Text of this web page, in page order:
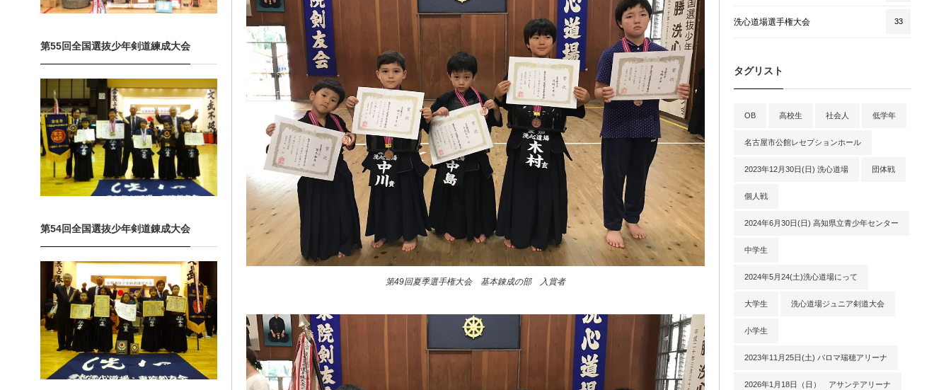
第49回夏季選手権大会 基本錬成の部 入賞者
第55回全国選抜少年剣道練成大会
第54回全国選抜少年剣道錬成大会
洗心道場選手権大会 33
タグリスト
OB 高校生 社会人 低学年
名古屋市公館レセプションホール
2023年12月30日(日) 洗心道場 団体戦
個人戦
2024年6月30日(日) 高知県立青少年センター
中学生
2024年5月24(土)洗心道場にって
大学生 洗心道場ジュニア剣道大会
小学生
2023年11月25日(土) パロマ瑞穂アリーナ
2026年1月18日（日） アサンテアリーナ